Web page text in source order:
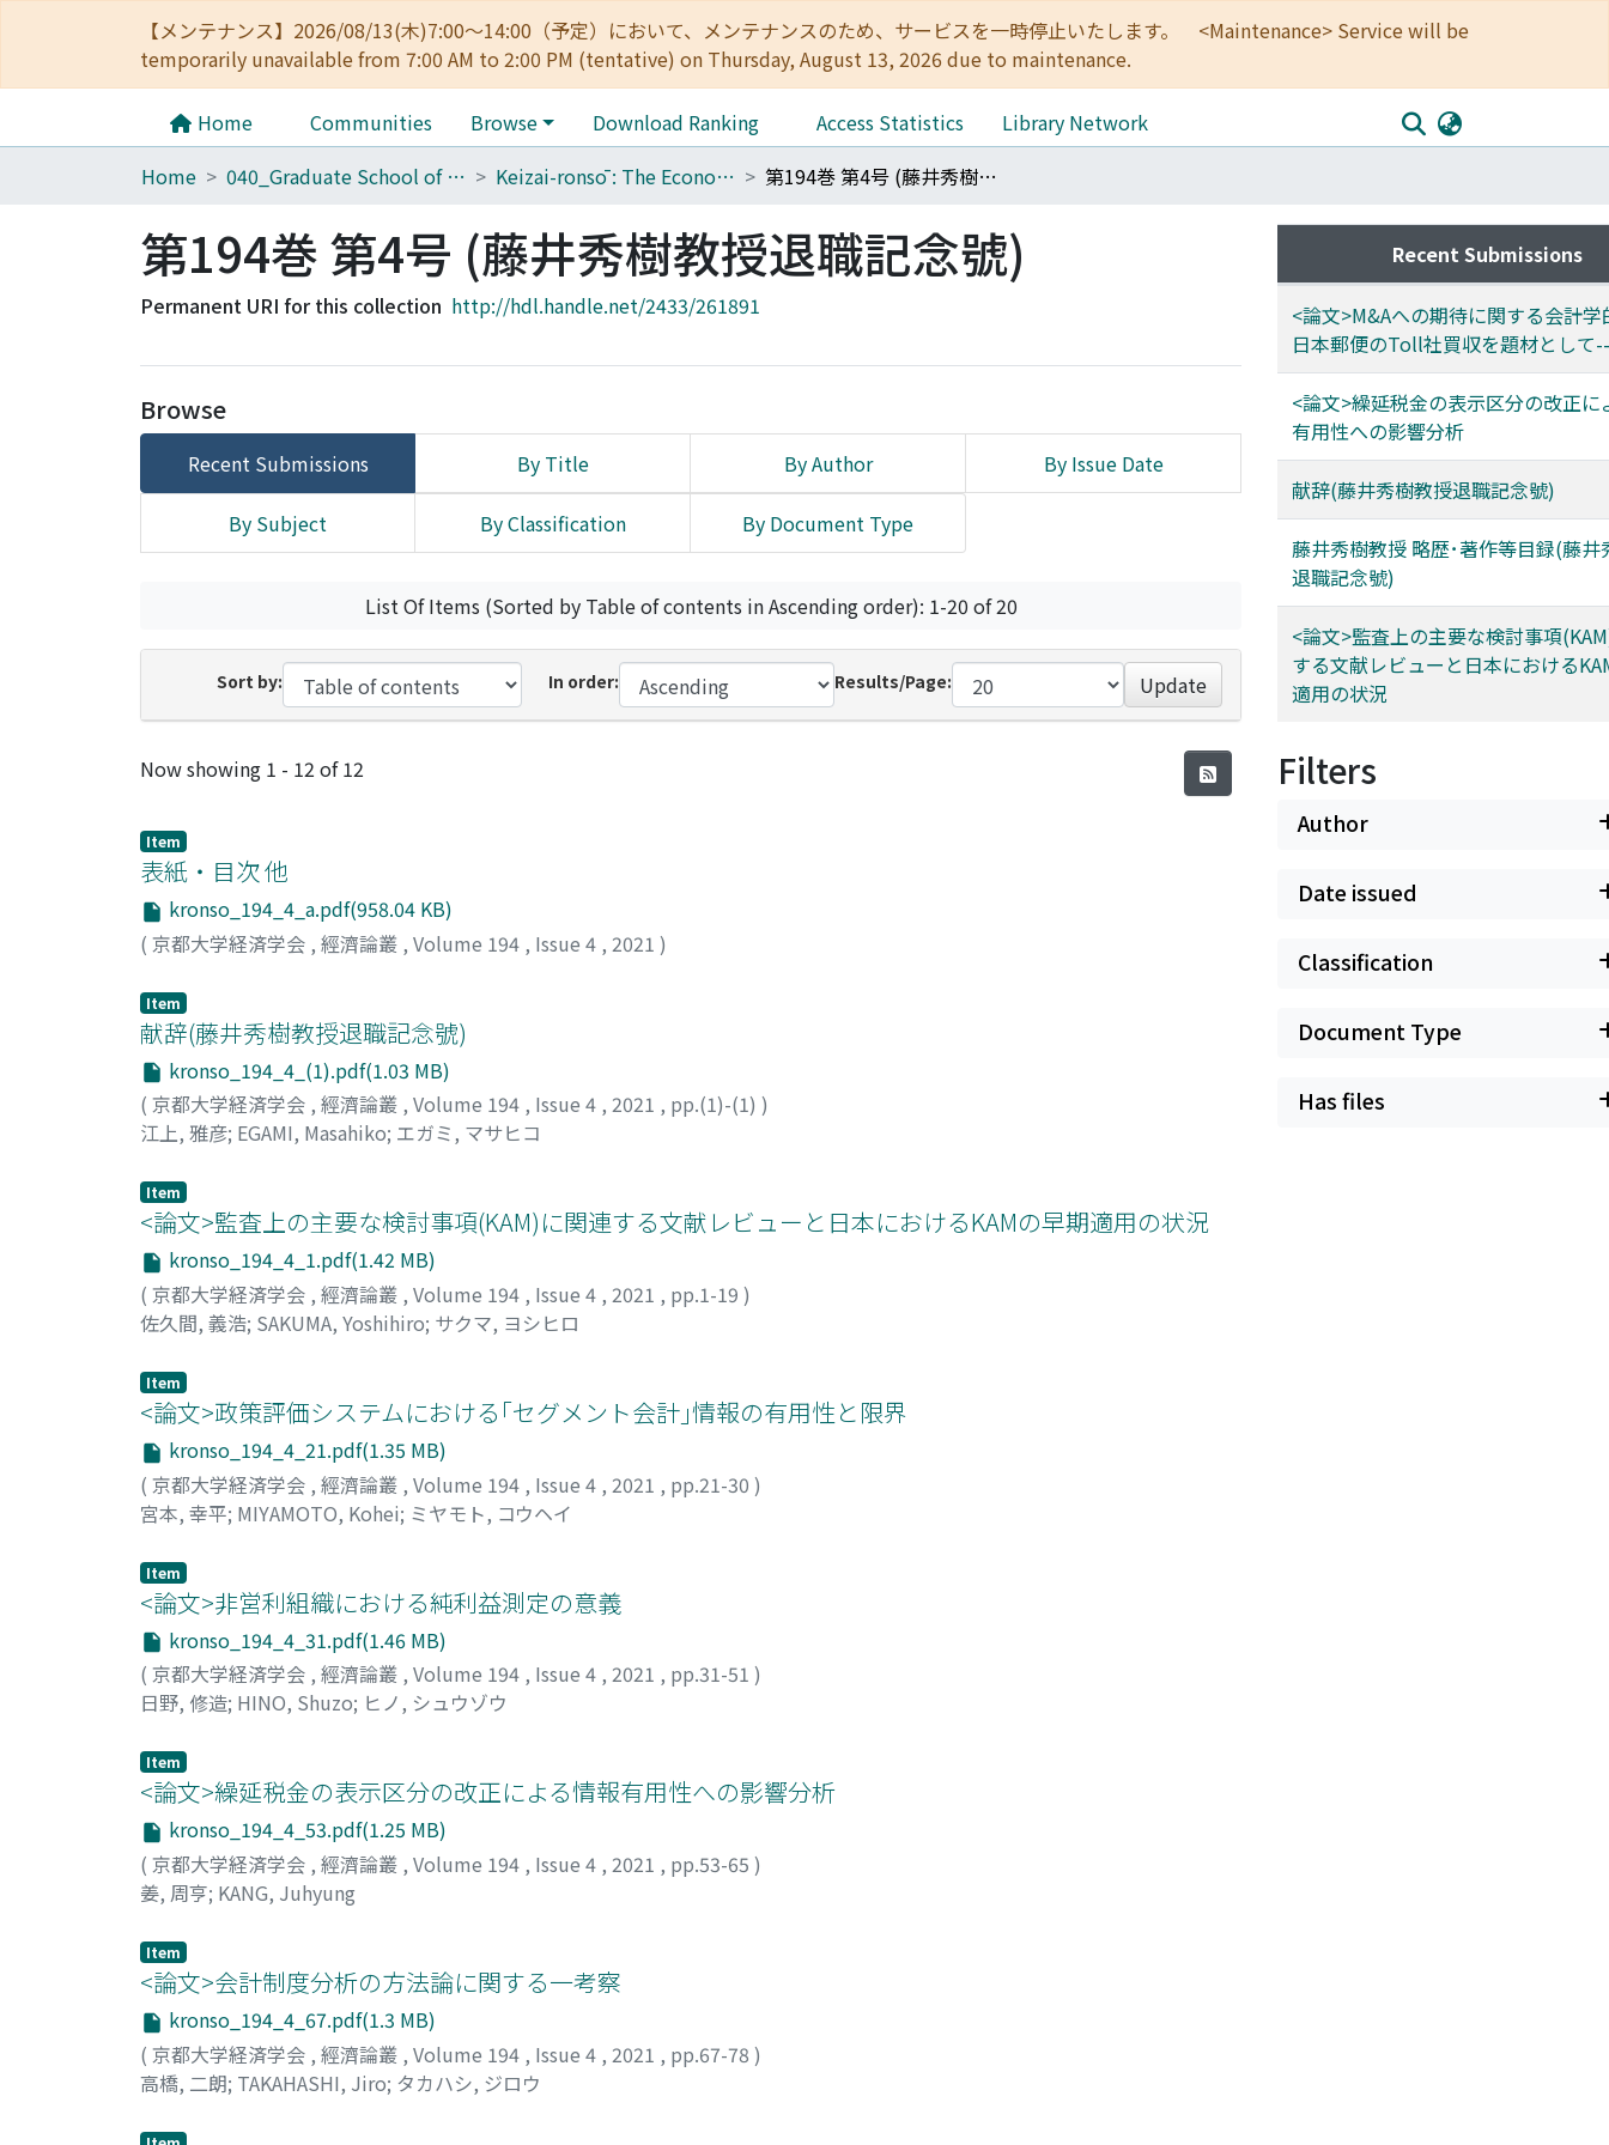
【メンテナンス】2026/08/13(木)7:00～14:00（予定）において、メンテナンスのため、サービスを一時停止いたします。 <Maintenance> Service will be
temporarily unavailable from 7:00 AM to 2:00 PM (tentative) on Thursday, August 13, 2026 due to maintenance.
Home Communities Browse Download Ranking Access Statistics
Library Network
Home
040_Graduate School of Economics Keizai-ronsō : The Economic Review 第194巻 第4号 (藤井秀樹教授退職記念號)
第194巻 第4号 (藤井秀樹教授退職記念號)
Permanent URI for this collection http://hdl.handle.net/2433/261891
Browse
Recent Submissions By Title By Author By Issue Date
By Subject By Classification By Document Type
List Of Items (Sorted by Table of contents in Ascending order): 1-20 of 20
Sort by: In order: Results/Page: Update
Recent Submissions
Now showing 1 - 12 of 12
Item
表紙・目次 他
kronso_194_4_a.pdf(958.04 KB)
( 京都大学経済学会 , 經濟論叢 , Volume 194 , Issue 4 , 2021 )
Item
献辞(藤井秀樹教授退職記念號)
kronso_194_4_(1).pdf(1.03 MB)
( 京都大学経済学会 , 經濟論叢 , Volume 194 , Issue 4 , 2021 , pp.(1)-(1) )
江上, 雅彦; EGAMI, Masahiko; エガミ, マサヒコ
Item
<論文>監査上の主要な検討事項(KAM)に関連する文献レビューと日本におけるKAMの早期適用の状況
kronso_194_4_1.pdf(1.42 MB)
( 京都大学経済学会 , 經濟論叢 , Volume 194 , Issue 4 , 2021 , pp.1-19 )
佐久間, 義浩; SAKUMA, Yoshihiro; サクマ, ヨシヒロ
Item
<論文>政策評価システムにおける｢セグメント会計｣情報の有用性と限界
kronso_194_4_21.pdf(1.35 MB)
( 京都大学経済学会 , 經濟論叢 , Volume 194 , Issue 4 , 2021 , pp.21-30 )
宮本, 幸平; MIYAMOTO, Kohei; ミヤモト, コウヘイ
Item
<論文>非営利組織における純利益測定の意義
kronso_194_4_31.pdf(1.46 MB)
( 京都大学経済学会 , 經濟論叢 , Volume 194 , Issue 4 , 2021 , pp.31-51 )
日野, 修造; HINO, Shuzo; ヒノ, シュウゾウ
Item
<論文>繰延税金の表示区分の改正による情報有用性への影響分析
kronso_194_4_53.pdf(1.25 MB)
( 京都大学経済学会 , 經濟論叢 , Volume 194 , Issue 4 , 2021 , pp.53-65 )
姜, 周亨; KANG, Juhyung
Item
<論文>会計制度分析の方法論に関する一考察
kronso_194_4_67.pdf(1.3 MB)
( 京都大学経済学会 , 經濟論叢 , Volume 194 , Issue 4 , 2021 , pp.67-78 )
高橋, 二朗; TAKAHASHI, Jiro; タカハシ, ジロウ
Recent Submissions
<論文>M&Aへの期待に関する会計
日本郵便のToll社買収を題材として--
<論文>繰延税金の表示区分の改正に
有用性への影響分析
献辞(藤井秀樹教授退職記念號)
藤井秀樹教授 略歴･著作等目録(藤井
退職記念號)
<論文>監査上の主要な検討事項
する文献レビューと日本における
適用の状況
Filters
Author
Date issued
Classification
Document Type
Has files